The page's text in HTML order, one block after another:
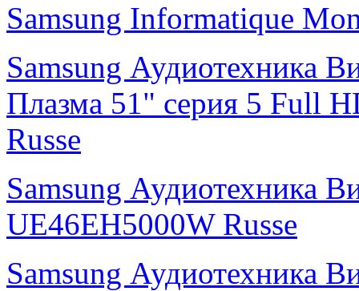
Samsung Informatique
Samsung Аудиотехника
Плазма 51" cерия 5 Full
Russe
Samsung Аудиотехника
UE46EH5000W Russe
Samsung Аудиотехника